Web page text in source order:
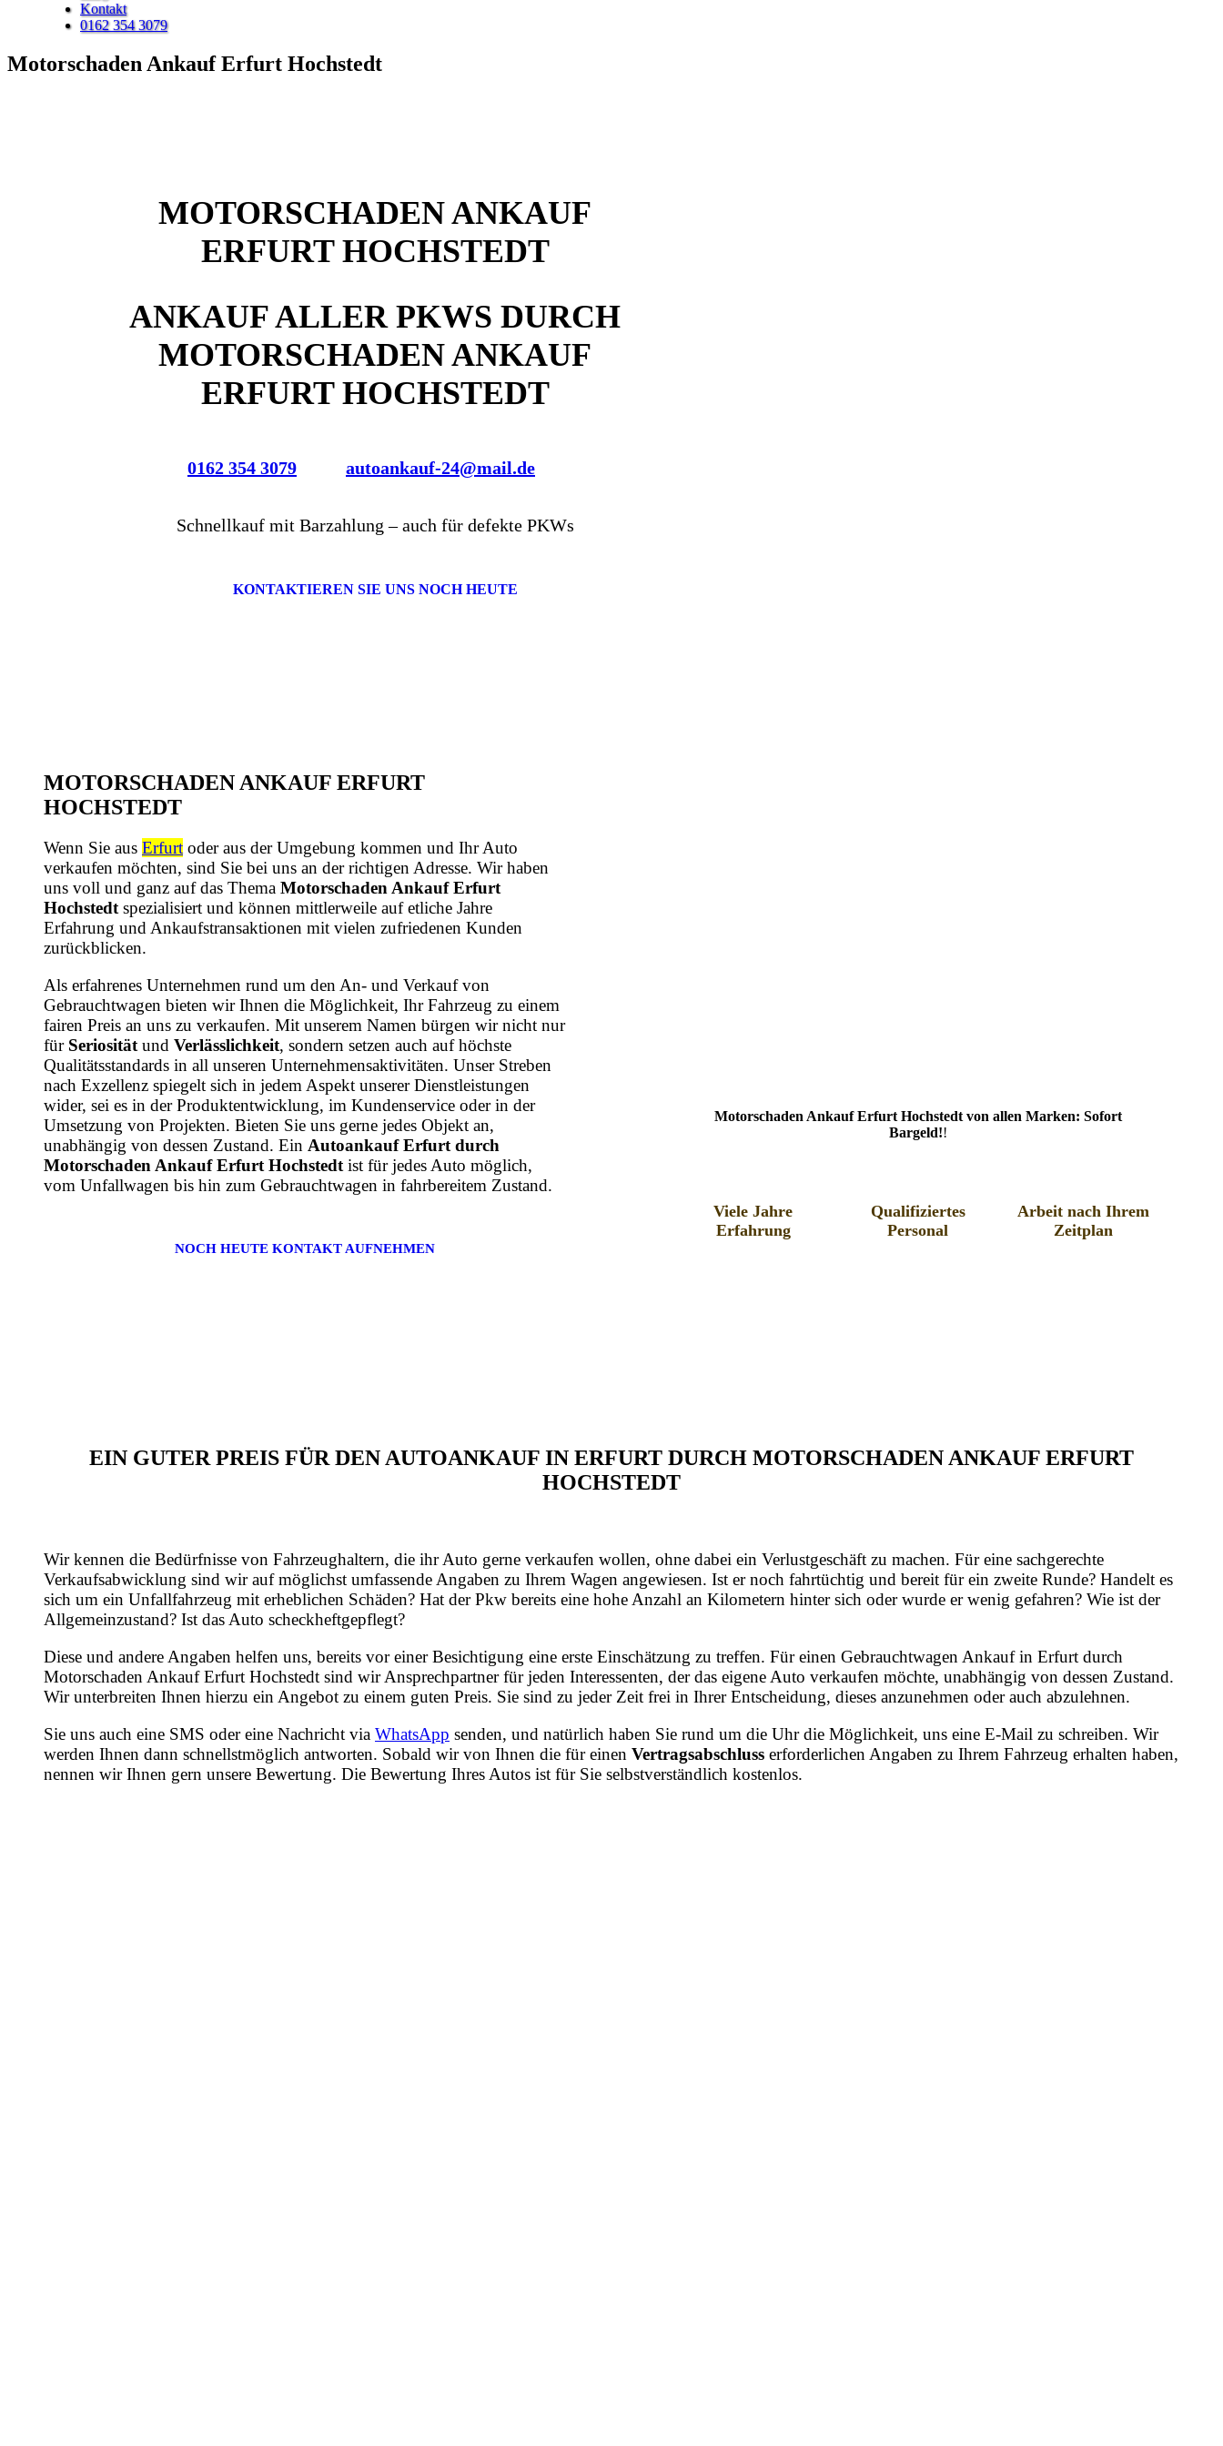
Kontakt
0162 354 3079
Motorschaden Ankauf Erfurt Hochstedt
MOTORSCHADEN ANKAUF
ERFURT HOCHSTEDT
ANKAUF ALLER PKWS DURCH
MOTORSCHADEN ANKAUF
ERFURT HOCHSTEDT
0162 354 3079 autoankauf-24@mail.de
Schnellkauf mit Barzahlung – auch für defekte PKWs
KONTAKTIEREN SIE UNS NOCH HEUTE
MOTORSCHADEN ANKAUF ERFURT
HOCHSTEDT
Wenn Sie aus Erfurt oder aus der Umgebung kommen und Ihr Auto
verkaufen möchten, sind Sie bei uns an der richtigen Adresse. Wir haben
uns voll und ganz auf das Thema Motorschaden Ankauf Erfurt
Hochstedt spezialisiert und können mittlerweile auf etliche Jahre
Erfahrung und Ankaufstransaktionen mit vielen zufriedenen Kunden
zurückblicken.
Als erfahrenes Unternehmen rund um den An- und Verkauf von
Gebrauchtwagen bieten wir Ihnen die Möglichkeit, Ihr Fahrzeug zu einem
fairen Preis an uns zu verkaufen. Mit unserem Namen bürgen wir nicht nur
für Seriosität und Verlässlichkeit, sondern setzen auch auf höchste
Qualitätsstandards in all unseren Unternehmensaktivitäten. Unser Streben
nach Exzellenz spiegelt sich in jedem Aspekt unserer Dienstleistungen
wider, sei es in der Produktentwicklung, im Kundenservice oder in der
Umsetzung von Projekten. Bieten Sie uns gerne jedes Objekt an,
unabhängig von dessen Zustand. Ein Autoankauf Erfurt durch
Motorschaden Ankauf Erfurt Hochstedt ist für jedes Auto möglich,
vom Unfallwagen bis hin zum Gebrauchtwagen in fahrbereitem Zustand.
NOCH HEUTE KONTAKT AUFNEHMEN
Motorschaden Ankauf Erfurt Hochstedt von allen Marken: Sofort
Bargeld!!
Viele Jahre
Erfahrung
Qualifiziertes
Personal
Arbeit nach Ihrem
Zeitplan
EIN GUTER PREIS FÜR DEN AUTOANKAUF IN ERFURT DURCH MOTORSCHADEN ANKAUF ERFURT
HOCHSTEDT
Wir kennen die Bedürfnisse von Fahrzeughaltern, die ihr Auto gerne verkaufen wollen, ohne dabei ein Verlustgeschäft zu machen. Für eine sachgerechte
Verkaufsabwicklung sind wir auf möglichst umfassende Angaben zu Ihrem Wagen angewiesen. Ist er noch fahrtüchtig und bereit für ein zweite Runde? Handelt es
sich um ein Unfallfahrzeug mit erheblichen Schäden? Hat der Pkw bereits eine hohe Anzahl an Kilometern hinter sich oder wurde er wenig gefahren? Wie ist der
Allgemeinzustand? Ist das Auto scheckheftgepflegt?
Diese und andere Angaben helfen uns, bereits vor einer Besichtigung eine erste Einschätzung zu treffen. Für einen Gebrauchtwagen Ankauf in Erfurt durch
Motorschaden Ankauf Erfurt Hochstedt sind wir Ansprechpartner für jeden Interessenten, der das eigene Auto verkaufen möchte, unabhängig von dessen Zustand.
Wir unterbreiten Ihnen hierzu ein Angebot zu einem guten Preis. Sie sind zu jeder Zeit frei in Ihrer Entscheidung, dieses anzunehmen oder auch abzulehnen.
Sie uns auch eine SMS oder eine Nachricht via WhatsApp senden, und natürlich haben Sie rund um die Uhr die Möglichkeit, uns eine E-Mail zu schreiben. Wir
werden Ihnen dann schnellstmöglich antworten. Sobald wir von Ihnen die für einen Vertragsabschluss erforderlichen Angaben zu Ihrem Fahrzeug erhalten haben,
nennen wir Ihnen gern unsere Bewertung. Die Bewertung Ihres Autos ist für Sie selbstverständlich kostenlos.